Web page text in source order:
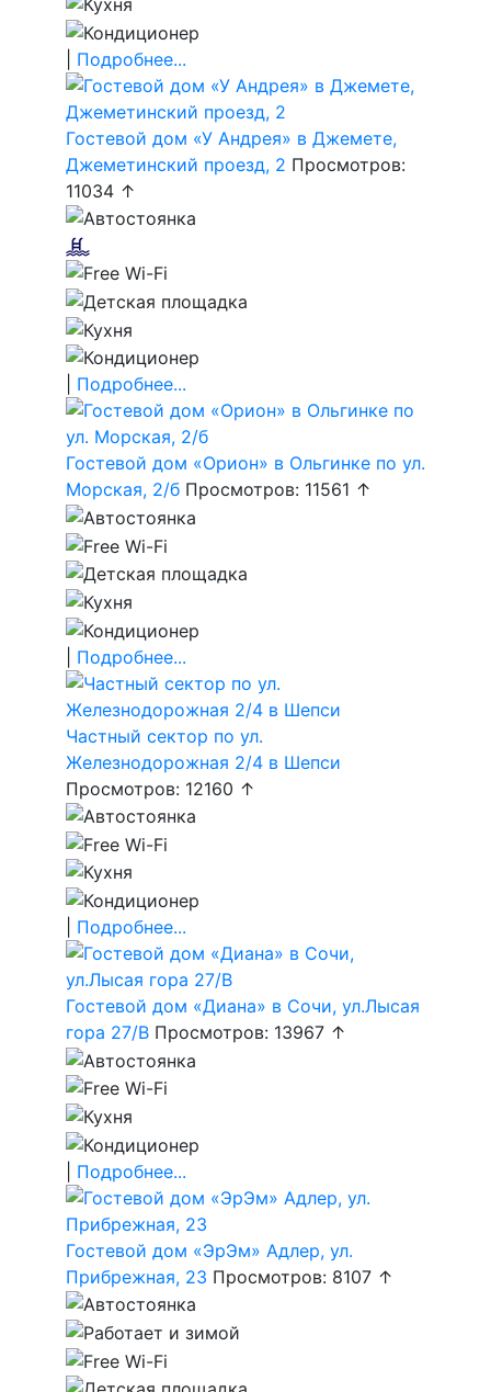
Подробнее...
Гостевой дом «У Андрея» в Джемете,
Джеметинский проезд, 2 Просмотров:
11034 ↑
Подробнее...
Гостевой дом «Орион» в Ольгинке по ул.
Морская, 2/б Просмотров: 11561 ↑
Подробнее...
Частный сектор по ул.
Железнодорожная 2/4 в Шепси
Просмотров: 12160 ↑
Подробнее...
Гостевой дом «Диана» в Сочи, ул.Лысая
гора 27/В Просмотров: 13967 ↑
Подробнее...
Гостевой дом «ЭрЭм» Адлер, ул.
Прибрежная, 23 Просмотров: 8107 ↑